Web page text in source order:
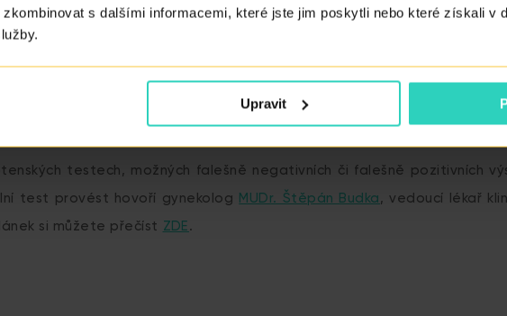
zkombinovat s dalšími informacemi, které jste jim poskytli nebo které získali v
Upravit
testech, možných falešně negativních či falešně pozitivních
test provést hovoří gynekolog MUDr. Štěpán Budka, vedoucí lékař
si můžete přečíst ZDE.